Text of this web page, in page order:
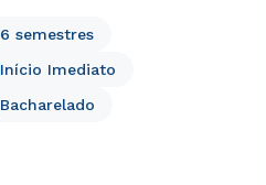
Início Imediato
Bacharelado
6 semestres